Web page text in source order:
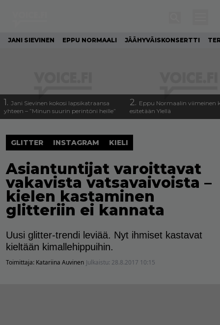
JANI SIEVINEN EPPU NORMAALI JÄÄHYVÄISKONSERTTI
1. Jani Sievinen kokosi lapsikatraansa
yhteen – ”Minun suurin perintöni heille”
2. Eppu Normaalin viimeinen
esitetään Ylellä
GLITTER INSTAGRAM KIELI
Asiantuntijat varoittavat
vakavista vatsavaivoista –
kielen kastaminen
glitteriin ei kannata
Uusi glitter-trendi leviää. Nyt ihmiset kastavat
kieltään kimallehippuihin.
Toimittaja: Katariina Auvinen Julkaistu: 28.8.2017 10:15